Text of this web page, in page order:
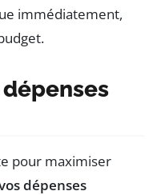
immédiatement,
pour maximiser
dépenses